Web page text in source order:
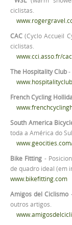
ciclistas.
CAC (Cyclo Accueil
ciclistas.
www.cci.asso.fr/
The Hospitality Club-
French Cycling
South America
toda a América do Sul.
Bike Fitting -
de quadro ideal (em
www.bikefitting.com
Amigos del Ciclismo
outros artigos.